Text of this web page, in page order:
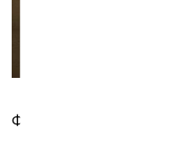
Фото: Владимир Перц